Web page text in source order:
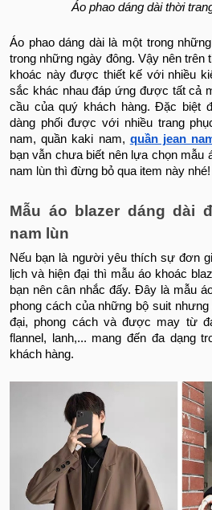
Áo phao dáng dài thời
Áo phao dáng dài là một trong
trong những ngày đông. Vậy nên trên
khoác này được thiết kế với nhiều
sắc khác nhau đáp ứng được tất cả
cầu của quý khách hàng. Đặc biệt
dàng phối được với nhiều trang
nam, quần kaki nam, quần jean
bạn vẫn chưa biết nên lựa chọn mẫu
nam lùn thì đừng bỏ qua item này nhé!
Mẫu áo blazer dáng dài
nam lùn
Nếu bạn là người yêu thích sự đơn
lịch và hiện đại thì mẫu áo khoác
bạn nên cân nhắc đấy. Đây là mẫu
phong cách của những bộ suit
đại, phong cách và được may từ
flannel, lanh,... mang đến đa dạng
khách hàng.